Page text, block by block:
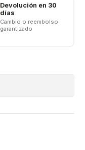
Devolución en 30
días
Cambio o reembolso
garantizado